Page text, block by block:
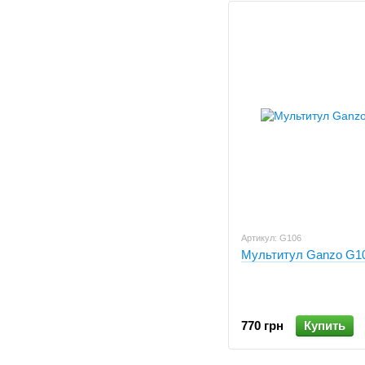
Артикул: G106
Мультитул Ganzo
770 грн Купить